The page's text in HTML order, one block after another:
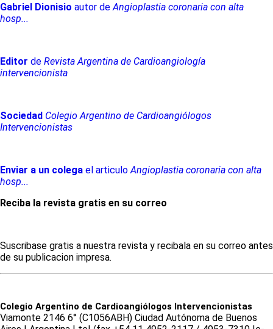
Gabriel Dionisio autor deAngioplastia coronaria con alta
hosp...
Editor de Revista Argentina de Cardioangiología
intervencionista
Sociedad Colegio Argentino de Cardioangiólogos
Intervencionistas
Enviar a un colega el articuloAngioplastia coronaria con alta
hosp...
Reciba la revista gratis en su correo
Suscribase gratis a nuestra revista y recibala en su correo antes
de su publicacion impresa.
Colegio Argentino de Cardioangiólogos Intervencionistas
Viamonte 2146 6° (C1056ABH) Ciudad Autónoma de Buenos